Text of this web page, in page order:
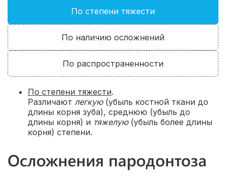
По степени тяжести
По наличию осложнений
По распространенности
По степени тяжести.
Различают легкую (убыль костной ткани до
длины корня зуба), среднюю (убыль до
длины корня) и тяжелую (убыль более длины
корня) степени.
Осложнения пародонтоза